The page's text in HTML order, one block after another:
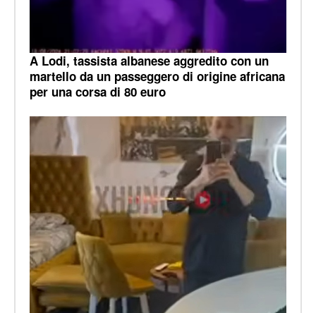
A Lodi, tassista albanese aggredito con un
martello da un passeggero di origine africana
per una corsa di 80 euro